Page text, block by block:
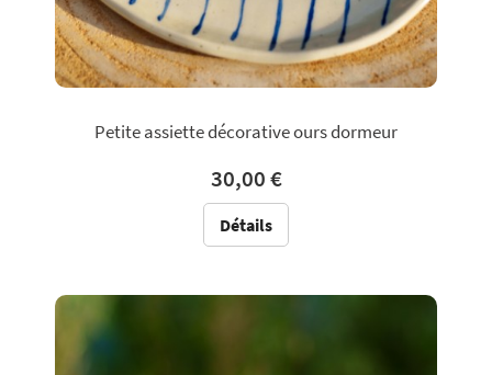
Petite assiette décorative ours dormeur
30,00 €
Détails